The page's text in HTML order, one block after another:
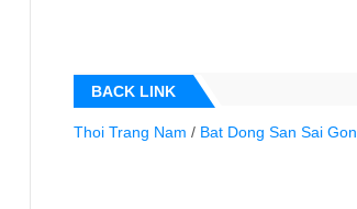
BACK LINK
Thoi Trang Nam / Bat Dong San Sai Gon